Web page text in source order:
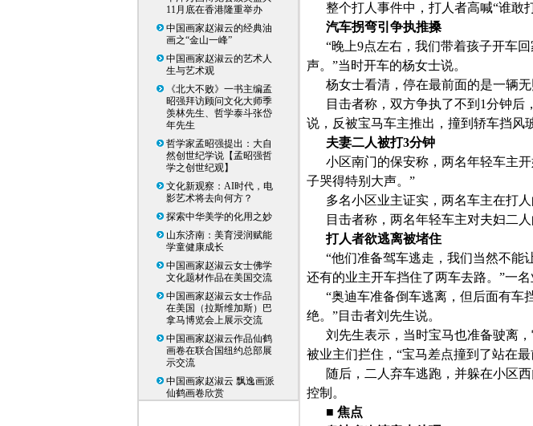
11月底在香港隆重举办
中国画家赵淑云的经典油
画之“金山一峰”
中国画家赵淑云的艺术人
生与艺术观
《北大不败》一书主编孟
昭强拜访顾问文化大师季
羡林先生、哲学泰斗张岱
年先生
哲学家孟昭强提出：大自
然创世纪学说【孟昭强哲
学之创世纪观】
文化新观察：AI时代，电
影艺术将去向何方？
探索中华美学的化用之妙
山东济南：美育浸润赋能
学童健康成长
中国画家赵淑云女士佛学
文化题材作品在美国交流
中国画家赵淑云女士作品
在美国（拉斯维加斯）巴
拿马博览会上展示交流
中国画家赵淑云作品仙鹤
画卷在联合国纽约总部展
示交流
中国画家赵淑云 飘逸画派
仙鹤画卷欣赏
整个打人事件中，打人者高喊“谁敢
汽车拐弯引争执推搡
“晚上9点左右，我们带着孩子开车
声。”当时开车的杨女士说。
杨女士看清，停在最前面的是一辆
目击者称，双方争执了不到1分钟
说，反被宝马车主推出，撞到轿车挡风
夫妻二人被打3分钟
小区南门的保安称，两名年轻车主
子哭得特别大声。”
多名小区业主证实，两名车主在打
目击者称，两名年轻车主对夫妇二
打人者欲逃离被堵住
“他们准备驾车逃走，我们当然不能
还有的业主开车挡住了两车去路。”一名
“奥迪车准备倒车逃离，但后面有车
绝。”目击者刘先生说。
刘先生表示，当时宝马也准备驶离
被业主们拦住，“宝马差点撞到了站在
随后，二人弃车逃跑，并躲在小区
控制。
■ 焦点